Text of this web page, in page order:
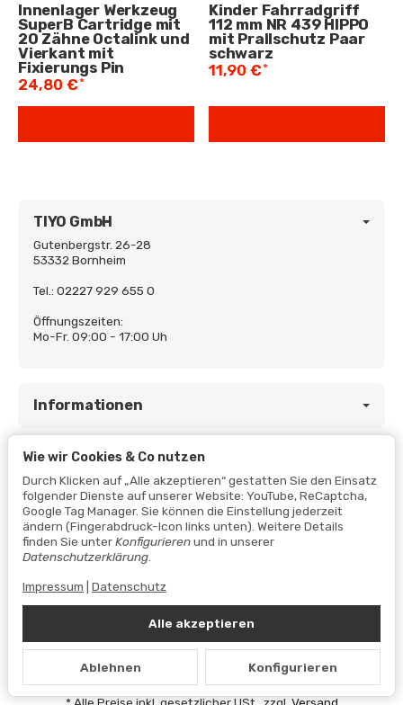
Innenlager Werkzeug
SuperB Cartridge mit
20 Zähne Octalink und
Vierkant mit
Fixierungs Pin
24,80 €*
Kinder Fahrradgriff
112 mm NR 439 HIPPO
mit Prallschutz Paar
schwarz
11,90 €*
TIYO GmbH
Gutenbergstr. 26-28
53332 Bornheim
Tel.: 02227 929 655 0
Öffnungszeiten:
Mo-Fr. 09:00 - 17:00 Uh
Informationen
Gesetzliche Informationen
Vertrag widerrufen
Datenschutzerklärung•Impressum
Alle akzeptieren
Ablehnen Konfigurieren
Wie wir Cookies & Co nutzen
Durch Klicken auf „Alle akzeptieren“ gestatten Sie den Einsatz
folgender Dienste auf unserer Website: YouTube, ReCaptcha,
Google Tag Manager. Sie können die Einstellung jederzeit
ändern (Fingerabdruck-Icon links unten). Weitere Details
finden Sie unterKonfigurierenund in unserer
Datenschutzerklärung.
Impressum Datenschutz